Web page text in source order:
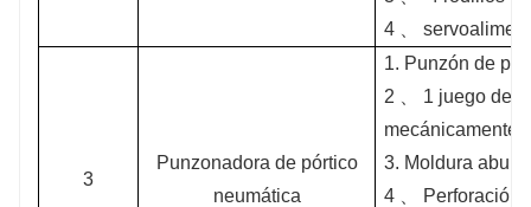
4 、
3
Punzonadora de pórtico
neumática
1. Punzón de
2 、 1 juego de
mecánicamente
3. Moldura
4 、 Perforación